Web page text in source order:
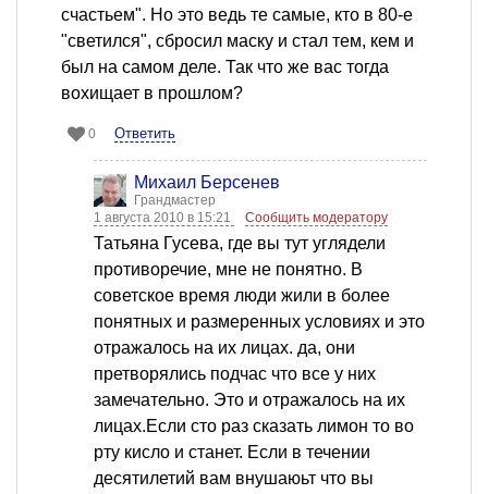
счастьем". Но это ведь те самые, кто в 80-е
"светился", сбросил маску и стал тем, кем и
был на самом деле. Так что же вас тогда
вохищает в прошлом?
0 Ответить
Михаил Берсенев
Грандмастер
1 августа 2010 в 15:21
Сообщить модератору
Татьяна Гусева, где вы тут углядели
противоречие, мне не понятно. В
советское время люди жили в более
понятных и размеренных условиях и это
отражалось на их лицах. да, они
претворялись подчас что все у них
замечательно. Это и отражалось на их
лицах.Если сто раз сказать лимон то во
рту кисло и станет. Если в течении
десятилетий вам внушаюьт что вы